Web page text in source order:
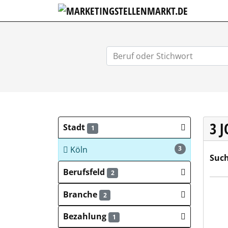
Stadt 1
3
Köln
Berufsfeld
2
Branche 2
Bezahlung 1
3